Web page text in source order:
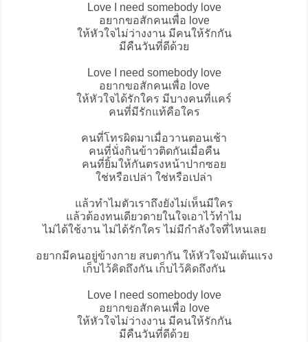
Love I need somebody love
อยากขอสักคนเพื่อ love
ให้หัวใจไม่ว่างงาน มีคนให้รักกัน
มีคืนวันที่ดีด้วย
Love I need somebody love
อยากขอสักคนเพื่อ love
ให้หัวใจได้รักใคร มีบางคนที่แคร์
คนที่มีรักแท้คือใคร
คนที่โทรผิดมาเมื่อวานตอนเช้า
คนที่นั่งกินข้าวติดกันเมื่อคืน
คนที่ยิ้มให้กันตรงหน้าปากซอย
ใช่หรือเปล่า ใช่หรือเปล่า
แล้วทำไมตัวเราถึงยังไม่เห็นมีใคร
แล้วต้องทนเดียวดายในใจเอาไว้ทำไม
ไม่ได้ใช้งาน ไม่ได้รักใคร ไม่มีกำลังใจที่ไหนเลย
อยากมีคนอยู่ข้างกาย สบตากัน ให้หัวใจมันเต้นแรง
เก็บไว้คิดถึงกัน เก็บไว้คิดถึงกัน
Love I need somebody love
อยากขอสักคนเพื่อ love
ให้หัวใจไม่ว่างงาน มีคนให้รักกัน
มีคืนวันที่ดีด้วย